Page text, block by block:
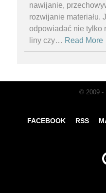
nawijanie,
rozwijanie materiału.
odpowiadać nie tylko
liny czy… Read More
© 2009 -
FACEBOOK RSS